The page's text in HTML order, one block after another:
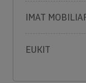
IMAT
EUKIT